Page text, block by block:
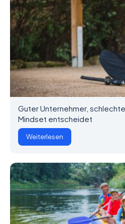
Guter Unternehmer,
Mindset entscheidet
Weiterlesen